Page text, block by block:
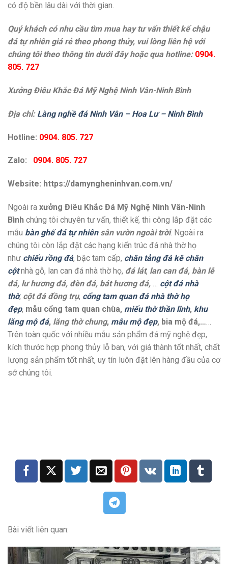
có độ bền lâu dài với thời gian.
Quý khách có nhu cầu tìm mua hay tư vấn thiết kế chậu
đá tự nhiên giá rẻ theo phong thủy, vui lòng liên hệ với
chúng tôi theo thông tin dưới đây hoặc qua hotline: 0904.
805. 727
Xưởng Điêu Khắc Đá Mỹ Nghệ Ninh Vân-Ninh Bình
Địa chỉ: Làng nghề đá Ninh Vân – Hoa Lư – Ninh Bình
Hotline: 0904. 805. 727
Zalo: 0904. 805. 727
Website: https://damyngheninhvan.com.vn/
Ngoài ra xưởng Điêu Khắc Đá Mỹ Nghệ Ninh Vân-Ninh
Bình chúng tôi chuyên tư vấn, thiết kế, thi công lắp đặt các
mẫu bàn ghế đá tự nhiênsân vườn ngoài trời. Ngoài ra
chúng tôi còn lắp đặt các hạng kiến trúc đá nhà thờ họ
như chiếu rồng đá, bậc tam cấp, chân tảng đá kê chân
cộtnhà gỗ, lan can đá nhà thờ họ, đá lát, lan can đá, bàn lễ
đá, lư hương đá, đèn đá, bát hương đá, … cột đá nhà
thờ, cột đá đồng trụ, cổng tam quan đá nhà thờ họ
đẹp, mẫu cổng tam quan chùa, miếu thờ thần linh, khu
lăng mộ đá, lăng thờ chung, mẫu mộ đẹp, bia mộ đá,……
Trên toàn quốc với nhiều mẫu sản phẩm đá mỹ nghệ đẹp,
kích thước hợp phong thủy lỗ ban, với giá thành tốt nhất, chất
lượng sản phẩm tốt nhất, uy tín luôn đặt lên hàng đầu của cơ
sở chúng tôi.
Bài viết liên quan: